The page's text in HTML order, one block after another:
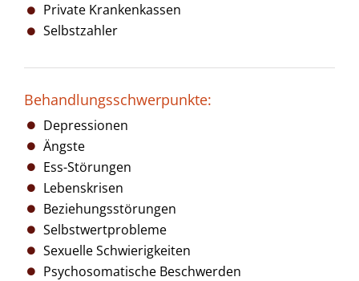
Private Krankenkassen
Selbstzahler
Behandlungsschwerpunkte:
Depressionen
Ängste
Ess-Störungen
Lebenskrisen
Beziehungsstörungen
Selbstwertprobleme
Sexuelle Schwierigkeiten
Psychosomatische Beschwerden